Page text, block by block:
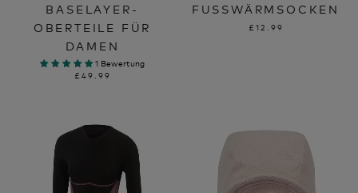
BASELAYER-
OBERTEILE FÜR
DAMEN
1 Bewertung
£49.99
FUSSWÄRMSOCKEN
£12.99